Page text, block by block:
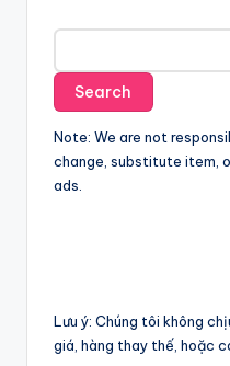
Note: We are not
change, substitute item,
ads.
Lưu ý: Chúng tôi không
giá, hàng thay thế, hoặc